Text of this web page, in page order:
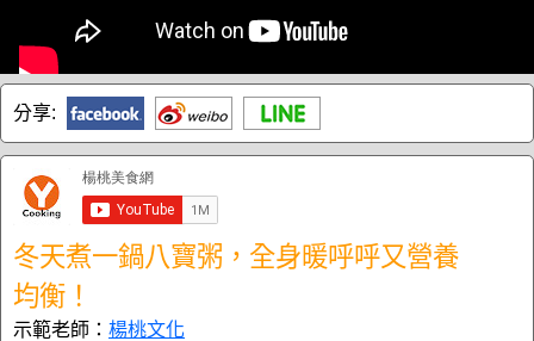
分享:
冬天煮一鍋八寶粥，全身暖呼呼又營養
均衡！
示範老師： 楊桃文化